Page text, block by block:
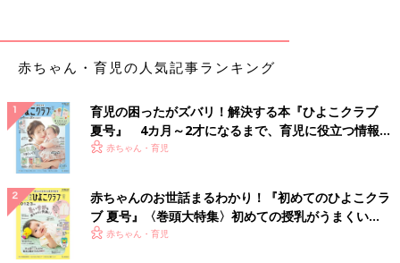
も自分で終わりを決めることは大切な経験ですし、やりきったと
いう達成感や満足感をたくさん経験した子は、心が満たされるの
遊びに飽きたら“成長のチャンス！”ととらえて
「環境を整えるPOINT１～４」を実行しているのに子どもがすぐ
に飽きてしまう場合は、「もっと違うことがしたい！」「もう少
し上のレベルの遊びがしたい！」という子どもからのメッセージ
です。子どもは本能的に「新しい遊びをして、もっと成長した
い！」と思っているので、指先をつかったり、パズルで頭を使っ
赤ちゃん・育児の人気記事ランキング
育児の困ったがズバリ！解決する本『ひよこクラブ
夏号』 4カ月～2才になるまで、育児に役立つ情報が
いっぱい！
赤ちゃん・育児
赤ちゃんのお世話まるわかり！『初めてのひよこクラ
ブ 夏号』〈巻頭大特集〉初めての授乳がうまくい
く！ おっぱい・ミルクの基本と夏のトラブル 解決テ
赤ちゃん・育児